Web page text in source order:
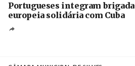
Portugueses integram brigada
europeia solidária com Cuba